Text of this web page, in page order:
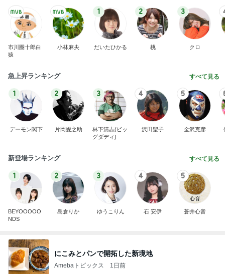
市川團十郎白
猿
小林麻央
1
だいたひかる
2
桃
3
クロ
急上昇ランキング すべて見る
1
デーモン閣下
2
片岡愛之助
3
林下清志(ビッ
グダディ)
4
沢田聖子
5
金沢克彦
新登場ランキング すべて見る
1
BEYOOOOO
NDS
2
島倉りか
3
ゆうこりん
4
石 安伊
5
蒼井心音
にこみとパンで開拓した新境地
Amebaトピックス 1日前